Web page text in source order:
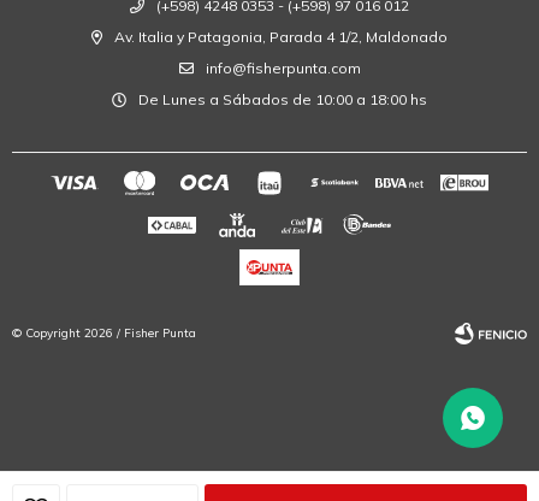
(+598) 4248 0353 - (+598) 97 016 012
Av. Italia y Patagonia, Parada 4 1/2, Maldonado
info@fisherpunta.com
De Lunes a Sábados de 10:00 a 18:00 hs
© Copyright 2026 / Fisher Punta